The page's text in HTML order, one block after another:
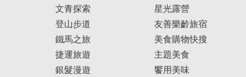
文青探索
登山步道
鐵馬之旅
捷運旅遊
銀髮漫遊
星光露營
友善樂齡旅宿
美食購物快搜
主題美食
饗用美味